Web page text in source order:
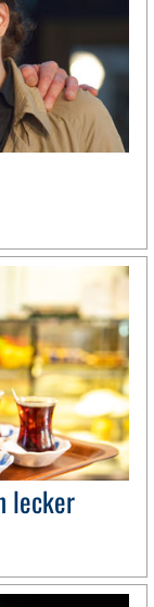
lecker